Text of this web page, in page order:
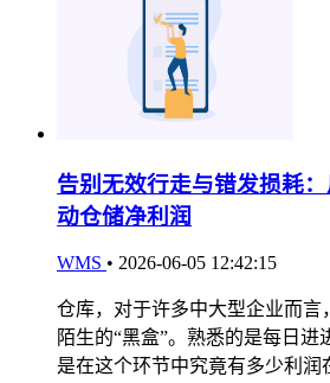
告别无效行走与错发损耗
动仓储净利润
WMS • 2026-06-05 12:42:15
仓库，对于许多中大型企业而言
陌生的“黑盒”。熟悉的是每日进
是在这个环节中究竟有多少利润